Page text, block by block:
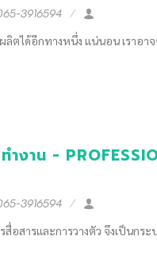
3916594
ได้อีกทางหนึ่ง แน่นอน เราอา
งาน -
3916594
สารและการวางตัว จึงเป็นกร